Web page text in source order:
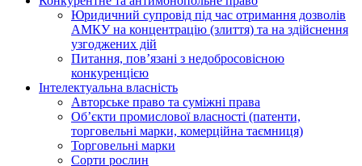
Юридичний супровід під час отримання дозволів
АМКУ на концентрацію (злиття) та на здійснення
узгоджених дій
Питання, пов’язані з недобросовісною
конкуренцією
Інтелектуальна власність
Авторське право та суміжні права
Oб’єкти промислової власності (патенти,
торговельні марки, комерційна таємниця)
Торговельні марки
Сорти рослин